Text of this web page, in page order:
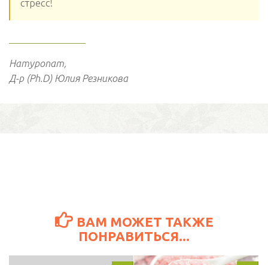
стресс!
Натуропат,
Д-р (Ph.D) Юлия Резникова
ВАМ МОЖЕТ ТАКЖЕ
ПОНРАВИТЬСЯ...